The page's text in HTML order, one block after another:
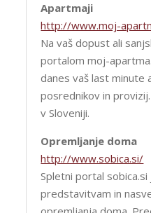
Apartmaji
http://www.moj-
Na vaš dopust ali
portalom moj-
danes vaš last minute
posrednikov in
v Sloveniji.
Opremljanje doma
http://www.sobica.si/
Spletni portal sobica.si
predstavitvam in